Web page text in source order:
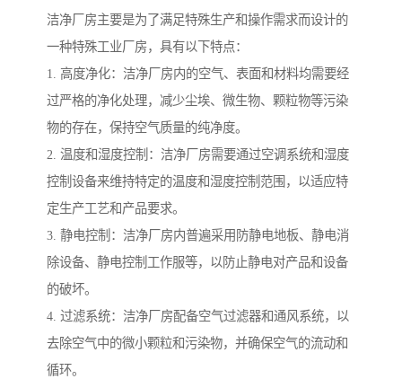
洁净厂房主要是为了满足特殊生产和操作需求而设计的
一种特殊工业厂房，具有以下特点：
1. 高度净化：洁净厂房内的空气、表面和材料均需要经
过严格的净化处理，减少尘埃、微生物、颗粒物等污染
物的存在，保持空气质量的纯净度。
2. 温度和湿度控制：洁净厂房需要通过空调系统和湿度
控制设备来维持特定的温度和湿度控制范围，以适应特
定生产工艺和产品要求。
3. 静电控制：洁净厂房内普遍采用防静电地板、静电消
除设备、静电控制工作服等，以防止静电对产品和设备
的破坏。
4. 过滤系统：洁净厂房配备空气过滤器和通风系统，以
去除空气中的微小颗粒和污染物，并确保空气的流动和
循环。